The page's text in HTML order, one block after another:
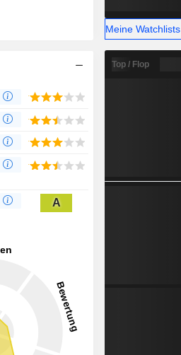
A
Meine Watchlists
Top / Flop